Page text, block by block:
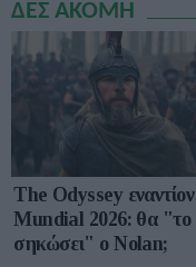
ΔΕΣ ΑΚΟΜΗ
The Odyssey εναντίον
Mundial 2026: θα "το
σηκώσει" ο Nolan;